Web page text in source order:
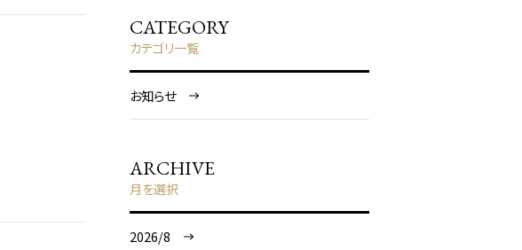
CATEGORY
カテゴリ一覧
お知らせ
ARCHIVE
月を選択
2026/8